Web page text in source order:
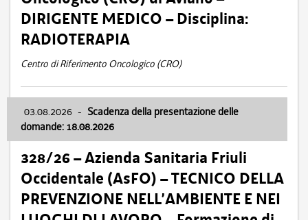
DIRIGENTE MEDICO – Disciplina:
RADIOTERAPIA
Centro di Riferimento Oncologico (CRO)
03.08.2026 - Scadenza della presentazione delle
domande: 18.08.2026
328/26 – Azienda Sanitaria Friuli
Occidentale (AsFO) – TECNICO DELLA
PREVENZIONE NELL’AMBIENTE E NEI